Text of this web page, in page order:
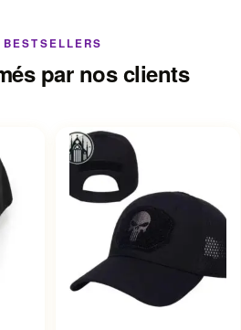
BESTSELLERS
par nos clients